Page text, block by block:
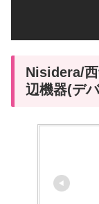
Nisidera/
辺機器(デ